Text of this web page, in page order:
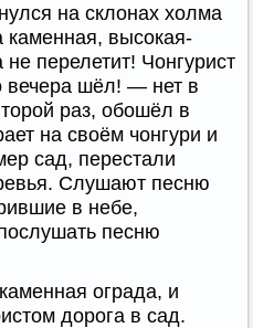
на склонах холма
каменная, высокая-
перелетит! Чонгурист
шёл! — нет в
раз, обошёл в
на своём чонгури и
сад, перестали
Слушают песню
в небе,
песню
ограда, и
дорога в сад.